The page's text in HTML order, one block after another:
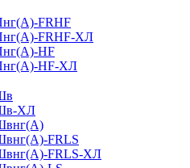
FRHF
FRHF-ХЛ
HF
HF-ХЛ
ХЛ
FRLS
FRLS-ХЛ